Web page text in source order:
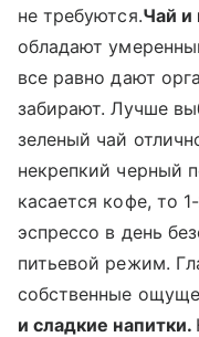
не требуются.Чай и
обладают
все равно дают
забирают. Лучше
зеленый чай
некрепкий черный
касается кофе, то
эспрессо в день
питьевой режим.
собственные
и сладкие напитки.